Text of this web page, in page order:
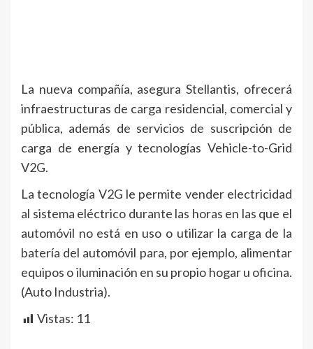
La nueva compañía, asegura Stellantis, ofrecerá
infraestructuras de carga residencial, comercial y
pública, además de servicios de suscripción de
carga de energía y tecnologías Vehicle-to-Grid
V2G.
La tecnología V2G le permite vender electricidad
al sistema eléctrico durante las horas en las que el
automóvil no está en uso o utilizar la carga de la
batería del automóvil para, por ejemplo, alimentar
equipos o iluminación en su propio hogar u oficina.
(Auto Industria).
Vistas: 11